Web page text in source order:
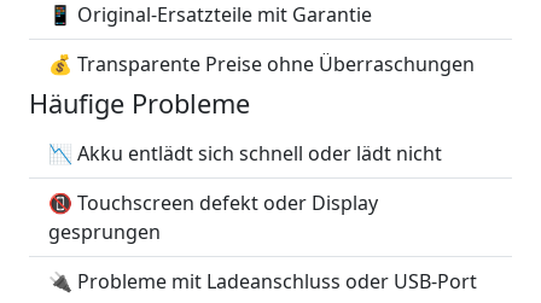
📱 Original-Ersatzteile mit Garantie
💰 Transparente Preise ohne Überraschungen
Häufige Probleme
📉 Akku entlädt sich schnell oder lädt nicht
📵 Touchscreen defekt oder Display
gesprungen
🔌 Probleme mit Ladeanschluss oder USB-Port